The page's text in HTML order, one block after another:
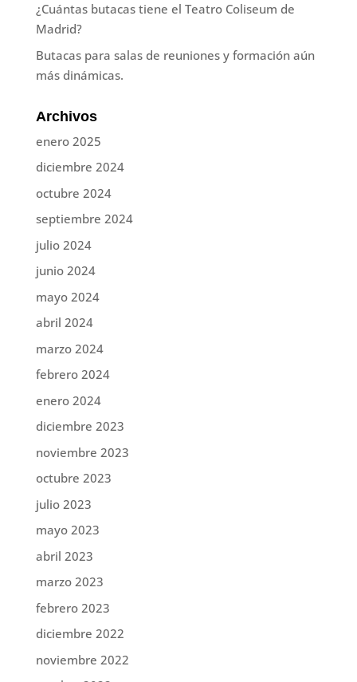
¿Cuántas butacas tiene el Teatro Coliseum de
Madrid?
Butacas para salas de reuniones y formación aún
más dinámicas.
Archivos
enero 2025
diciembre 2024
octubre 2024
septiembre 2024
julio 2024
junio 2024
mayo 2024
abril 2024
marzo 2024
febrero 2024
enero 2024
diciembre 2023
noviembre 2023
octubre 2023
julio 2023
mayo 2023
abril 2023
marzo 2023
febrero 2023
diciembre 2022
noviembre 2022